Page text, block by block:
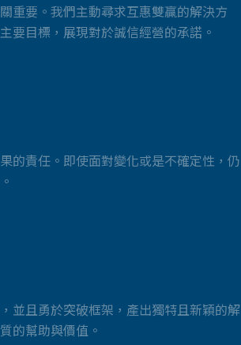
重要。我們主動尋求互惠雙贏的解決方
要目標，展現對於誠信經營的承諾。
的責任。即使面對變化或是不確定性，仍
並且勇於突破框架，產出獨特且新穎的解
的幫助與價值。